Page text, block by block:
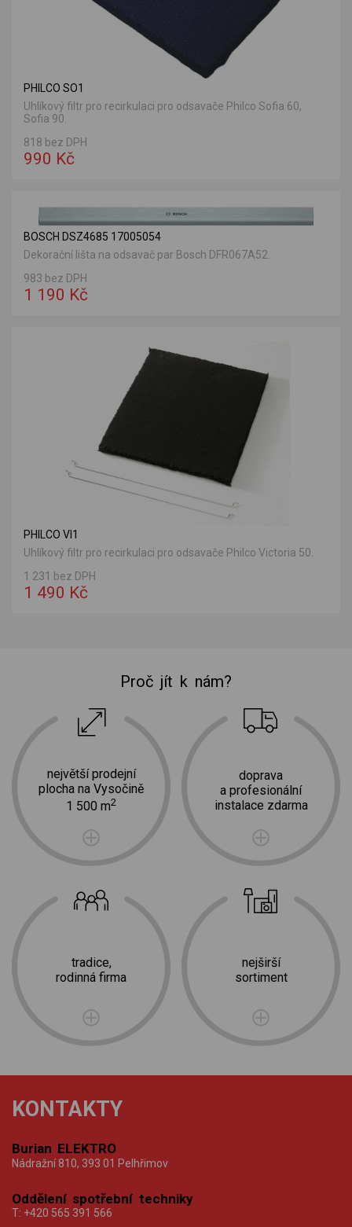
PHILCO SO1
Uhlíkový filtr pro recirkulaci pro odsavače Philco Sofia 60,
Sofia 90.
818 bez DPH
990 Kč
BOSCH DSZ4685 17005054
Dekorační lišta na odsavač par Bosch DFR067A52.
983 bez DPH
1 190 Kč
PHILCO Vl1
Uhlíkový filtr pro recirkulaci pro odsavače Philco Victoria 50.
1 231 bez DPH
1 490 Kč
Proč jít k nám?
největší prodejní
plocha na Vysočině
1 500 m2
tradice,
rodinná firma
doprava
a profesionální
instalace zdarma
nejširší
sortiment
KONTAKTY
Burian ELEKTRO
Nádražní 810, 393 01 Pelhřimov
Oddělení spotřební techniky
T: +420 565 391 566